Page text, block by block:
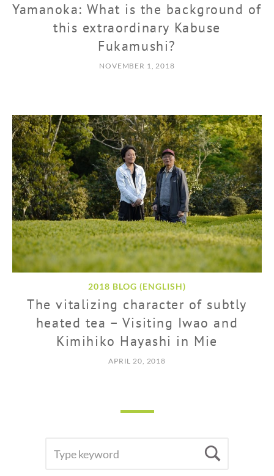
Yamanoka: What is the background of
this extraordinary Kabuse
Fukamushi?
NOVEMBER 1, 2018
2018 BLOG (ENGLISH)
The vitalizing character of subtly
heated tea – Visiting Iwao and
Kimihiko Hayashi in Mie
APRIL 20, 2018
FOR: